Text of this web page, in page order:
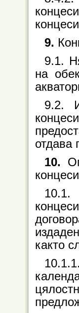
9.
9.1.
на
9.2.
отдава
10.
10.1.
както